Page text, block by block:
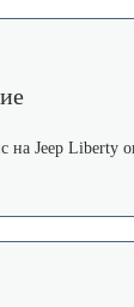
на Jeep Liberty